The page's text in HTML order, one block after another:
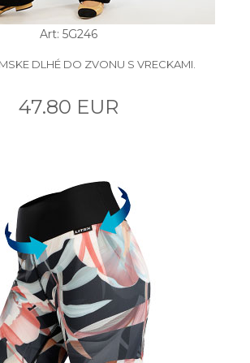
Art: 5G246
DLHÉ DO ZVONU S VRECKAMI.
47.80 EUR